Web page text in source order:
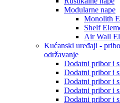
Modularne nape
Monolith
Shelf
Air Wall
Kućanski uređaji -
održavanje
Dodatni pribor i
Dodatni pribor i
Dodatni pribor i
Dodatni pribor i
Dodatni pribor i